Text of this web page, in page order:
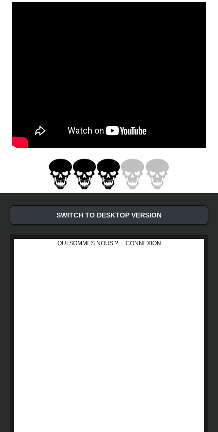
SWITCH TO DESKTOP VERSION
QUI SOMMES NOUS ? CONNEXION